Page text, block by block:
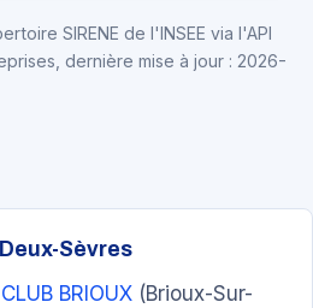
SIRENE de l'INSEE via l'API
dernière mise à jour : 2026-
Sèvres
BRIOUX (Brioux-Sur-